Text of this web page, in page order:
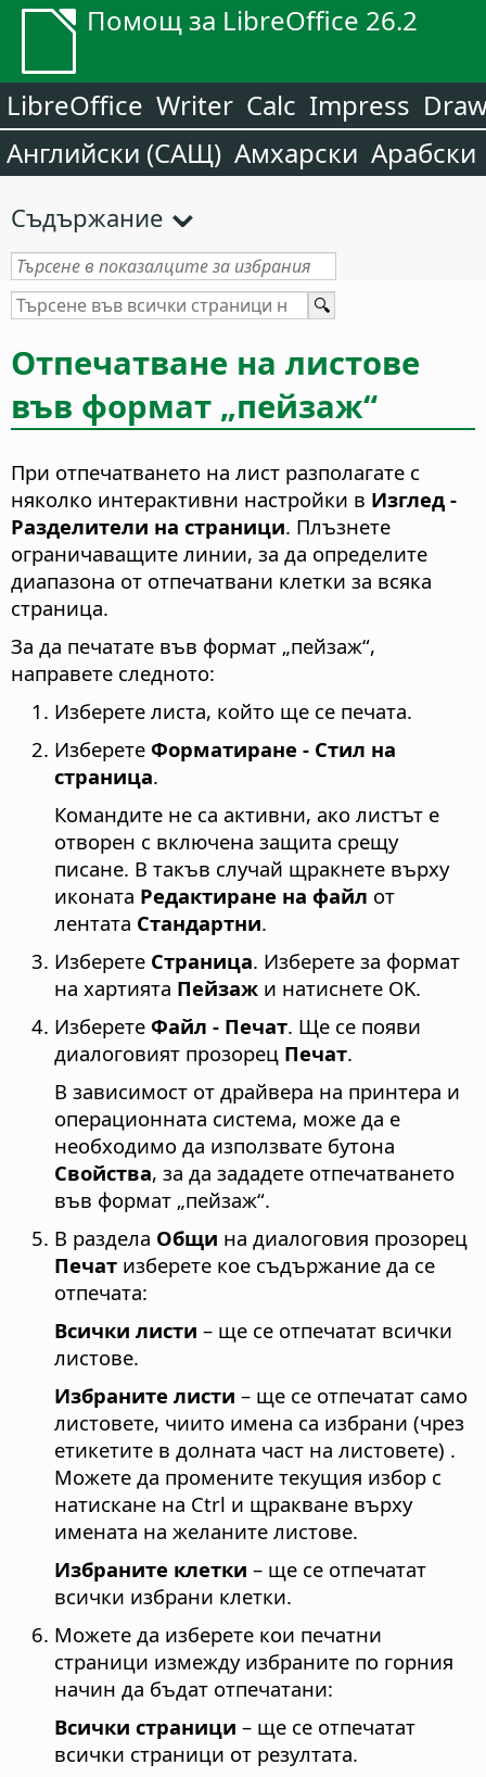
Помощ за LibreOffice 26.2
LibreOffice Writer Calc Impress
Английски (САЩ) Амхарски Арабски
Съдържание
Отпечатване на листове
във формат „пейзаж“
При отпечатването на лист разполагате с
няколко интерактивни настройки в Изглед -
Разделители на страници. Плъзнете
ограничаващите линии, за да определите
диапазона от отпечатвани клетки за всяка
страница.
За да печатате във формат „пейзаж“,
направете следното:
Изберете листа, който ще се печата.
Изберете Форматиране - Стил на
страница.
Командите не са активни, ако листът е
отворен с включена защита срещу
писане. В такъв случай щракнете върху
иконата Редактиране на файл от
лентата Стандартни.
Изберете Страница. Изберете за формат
на хартията Пейзаж и натиснете OK.
Изберете Файл - Печат. Ще се появи
диалоговият прозорец Печат.
В зависимост от драйвера на принтера и
операционната система, може да е
необходимо да използвате бутона
Свойства, за да зададете отпечатването
във формат „пейзаж“.
В раздела Общи на диалоговия прозорец
Печат изберете кое съдържание да се
отпечата:
Всички листи – ще се отпечатат всички
листове.
Избраните листи – ще се отпечатат само
листовете, чиито имена са избрани (чрез
етикетите в долната част на листовете) .
Можете да промените текущия избор с
натискане на Ctrl и щракване върху
имената на желаните листове.
Избраните клетки – ще се отпечатат
всички избрани клетки.
Можете да изберете кои печатни
страници измежду избраните по горния
начин да бъдат отпечатани:
Всички страници – ще се отпечатат
всички страници от резултата.